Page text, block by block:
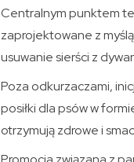
Centralnym punktem
zaprojektowane z
usuwanie sierści z
Poza odkurzaczami,
posiłki dla psów w
otrzymują zdrowe i